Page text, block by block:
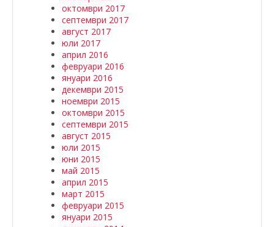
октомври 2017
септември 2017
август 2017
юли 2017
април 2016
февруари 2016
януари 2016
декември 2015
ноември 2015
октомври 2015
септември 2015
август 2015
юли 2015
юни 2015
май 2015
април 2015
март 2015
февруари 2015
януари 2015